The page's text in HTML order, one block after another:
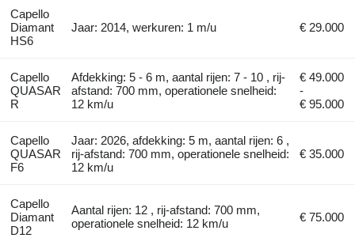
Capello
Diamant
HS6
Jaar: 2014, werkuren: 1 m/u € 29.000
Capello
QUASAR
R
Afdekking: 5 - 6 m, aantal rijen: 7 - 10 , rij-
afstand: 700 mm, operationele snelheid:
12 km/u
€ 49.000
-
€ 95.000
Capello
QUASAR
F6
Jaar: 2026, afdekking: 5 m, aantal rijen: 6 ,
rij-afstand: 700 mm, operationele snelheid:
12 km/u
€ 35.000
Capello
Diamant
D12
Aantal rijen: 12 , rij-afstand: 700 mm,
operationele snelheid: 12 km/u
€ 75.000